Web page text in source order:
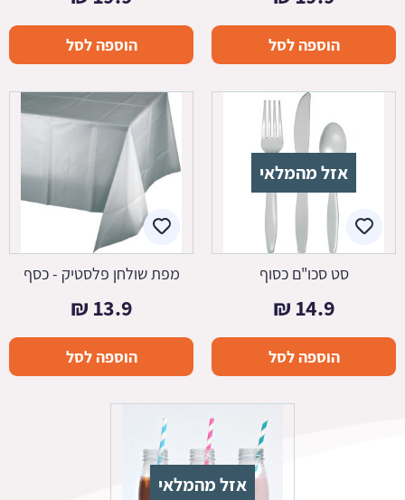
הוספה לסל הוספה לסל
אזל מהמלאי
סט סכו"ם כסוף
14.9
₪
הוספה לסל
מפת שולחן פלסטיק - כסף
13.9
₪
הוספה לסל
אזל מהמלאי